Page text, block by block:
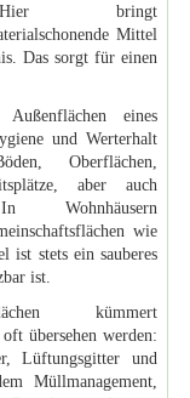
Hier bringt
Mittel
Das sorgt für einen
eines
und Werterhalt
Oberflächen,
aber auch
Wohnhäusern
wie
ist stets ein sauberes
ist.
kümmert
übersehen werden:
Lüftungsgitter und
Müllmanagement,